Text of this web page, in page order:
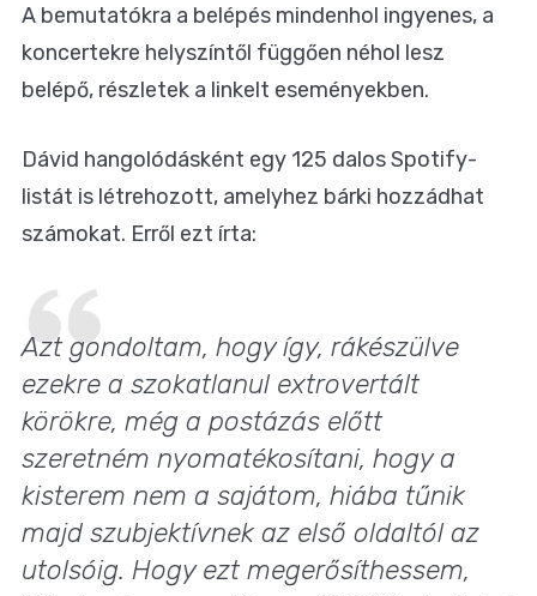
A bemutatókra a belépés mindenhol ingyenes, a
koncertekre helyszíntől függően néhol lesz
belépő, részletek a linkelt eseményekben.
Dávid hangolódásként egy 125 dalos Spotify-
listát is létrehozott, amelyhez bárki hozzádhat
számokat. Erről ezt írta:
Azt gondoltam, hogy így, rákészülve
ezekre a szokatlanul extrovertált
körökre, még a postázás előtt
szeretném nyomatékosítani, hogy a
kisterem nem a sajátom, hiába tűnik
majd szubjektívnek az első oldaltól az
utolsóig. Hogy ezt megerősíthessem,